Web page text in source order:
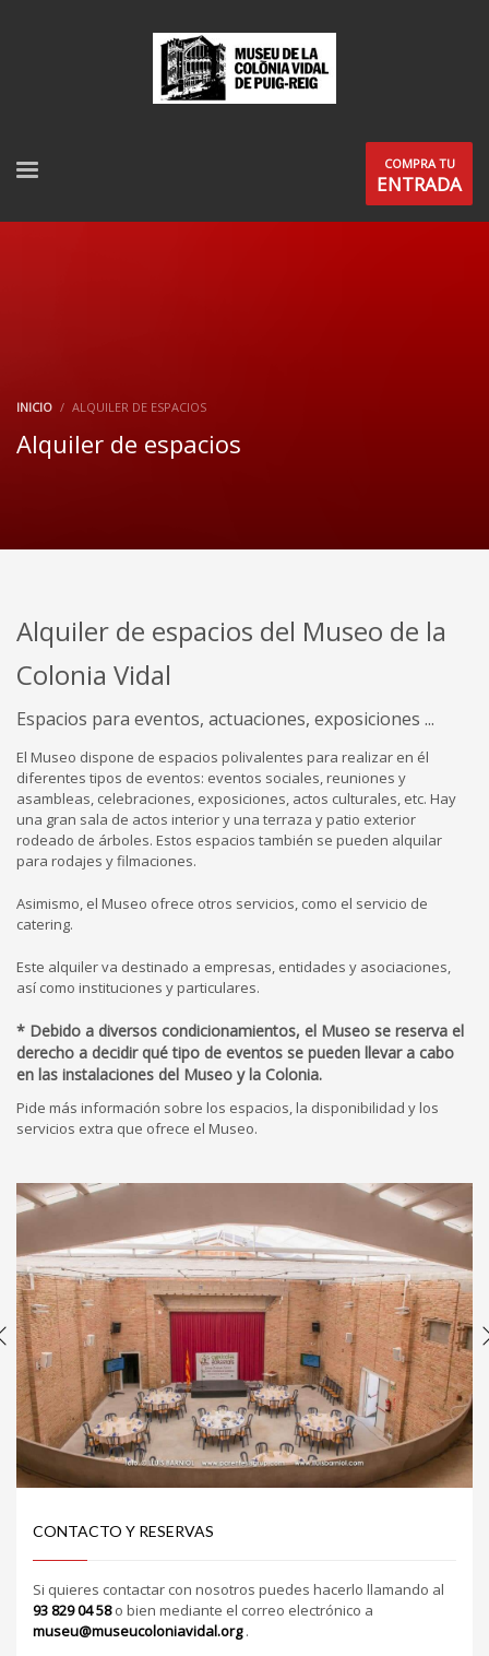
COMPRA TU
ENTRADA
INICIO ALQUILER DE ESPACIOS
Alquiler de espacios
Alquiler de espacios del Museo de la
Colonia Vidal
Espacios para eventos, actuaciones, exposiciones ...
El Museo dispone de espacios polivalentes para realizar en él
diferentes tipos de eventos: eventos sociales, reuniones y
asambleas, celebraciones, exposiciones, actos culturales, etc. Hay
una gran sala de actos interior y una terraza y patio exterior
rodeado de árboles. Estos espacios también se pueden alquilar
para rodajes y filmaciones.
Asimismo, el Museo ofrece otros servicios, como el servicio de
catering.
Este alquiler va destinado a empresas, entidades y asociaciones,
así como instituciones y particulares.
* Debido a diversos condicionamientos, el Museo se reserva el
derecho a decidir qué tipo de eventos se pueden llevar a cabo
en las instalaciones del Museo y la Colonia.
Pide más información sobre los espacios, la disponibilidad y los
servicios extra que ofrece el Museo.
CONTACTO Y RESERVAS
Si quieres contactar con nosotros puedes hacerlo llamando al
93 829 04 58o bien mediante el correo electrónico a
museu@museucoloniavidal.org.